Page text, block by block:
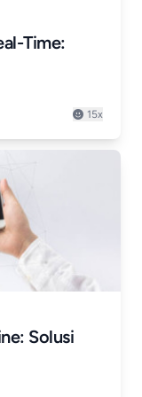
Time:
15x
Solusi